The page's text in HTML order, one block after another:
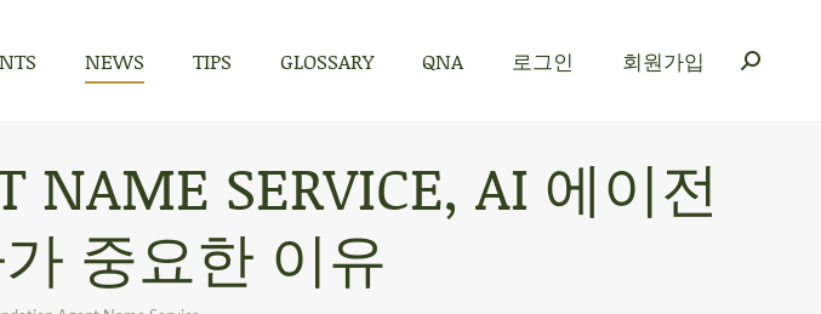
NEWS TIPS GLOSSARY QNA 로그인 회원가입
NAME SERVICE, AI 에이전
중요한 이유
로그인 회원가입